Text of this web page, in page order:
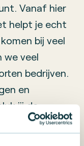
Vanaf hier
helpt je echt
bij veel
we veel
bedrijven.
en
jij de
advies. Geen